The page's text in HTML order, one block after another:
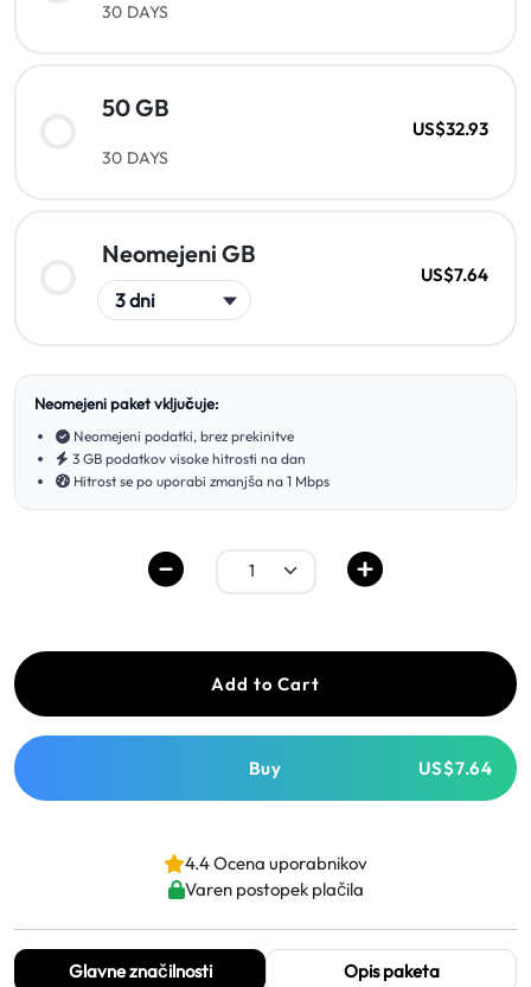
30 DAYS
50 GB
30 DAYS
US$32.93
Neomejeni GB
US$7.64
Neomejeni paket vključuje:
Neomejeni podatki, brez prekinitve
3 GB podatkov visoke hitrosti na dan
Hitrost se po uporabi zmanjša na 1 Mbps
Add to Cart
Buy US$7.64
4.4 Ocena uporabnikov
Varen postopek plačila
Glavne značilnosti
Opis paketa